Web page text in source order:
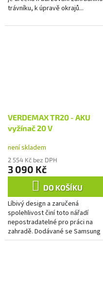
trávníku, k úpravě okrajů...
VERDEMAX TR20 - AKU
vyžínač 20 V
není skladem
2 554 Kč bez DPH
3 090 Kč
DO KOŠÍKU
Líbivý design a zaručená
spolehlivost činí toto nářadí
nepostradatelné pro práci na
zahradě. Dodávané se Samsung
baterií a nabíječkou v ceně.